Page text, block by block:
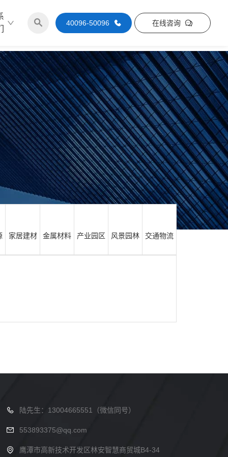
40096-50096 在线咨询
家居建材 金属材料 产业园区 风景园林 交通物流
陆先生：13004665551（微信同号）
553893375@qq.com
鹰潭市高新技术开发区林安智慧商贸城B4-34